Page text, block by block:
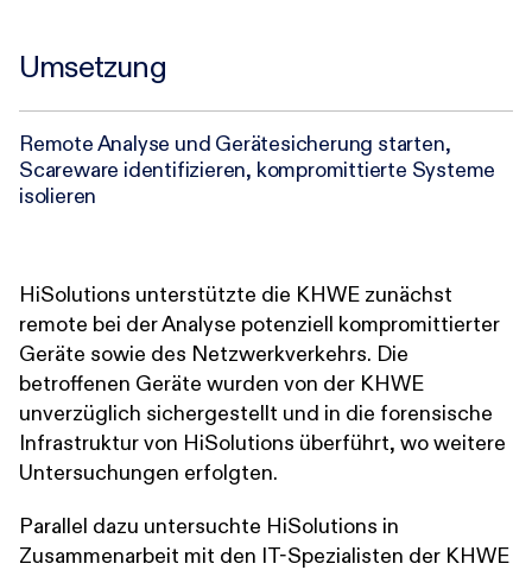
Umsetzung
Remote Analyse und Gerätesicherung starten,
Scareware identifizieren, kompromittierte Systeme
isolieren
HiSolutions unterstützte die KHWE zunächst
remote bei der Analyse potenziell kompromittierter
Geräte sowie des Netzwerkverkehrs. Die
betroffenen Geräte wurden von der KHWE
unverzüglich sichergestellt und in die forensische
Infrastruktur von HiSolutions überführt, wo weitere
Untersuchungen erfolgten.
Parallel dazu untersuchte HiSolutions in
Zusammenarbeit mit den IT-Spezialisten der KHWE